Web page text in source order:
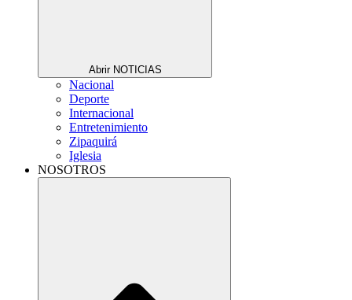
Abrir NOTICIAS
Nacional
Deporte
Internacional
Entretenimiento
Zipaquirá
Iglesia
NOSOTROS